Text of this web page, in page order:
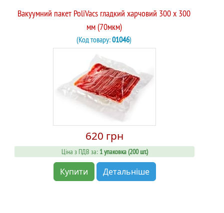
Вакуумний пакет PoliVacs гладкий харчовий 300 х 300
мм (70мкм)
(Код товару:01046)
620 грн
Ціна з ПДВ за: 1 упаковка (200 шт.)
Купити Детальніше